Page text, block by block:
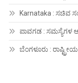
Karnataka : ಸಚಿವ
ಪಾವಗಡ : ಸಮಸ್ಯೆಗಳ
ಬೆಂಗಳೂರು :